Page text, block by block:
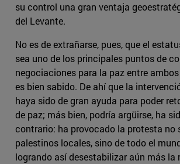
su control una gran ventaja
del Levante.
No es de extrañarse, pues, que el
sea uno de los principales puntos de
negociaciones para la paz entre
es bien sabido. De ahí que la
haya sido de gran ayuda para poder
de paz; más bien, podría argüirse, ha
contrario: ha provocado la protesta no
palestinos locales, sino de todo el
logrando así desestabilizar aún más la